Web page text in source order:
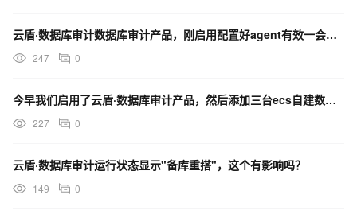
云盾·数据库审计数据库审计产品，刚启用配置好agent有效一会，然后后续就一直无效帮忙看下什么问题？
247 0
今早我们启用了云盾·数据库审计产品，然后添加三台ecs自建数据库的agent，请求紧急协助？
227 0
云盾·数据库审计运行状态显示"备库重搭"，这个有影响吗？
149 0